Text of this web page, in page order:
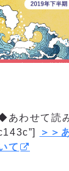
わせて読
＞＞
て